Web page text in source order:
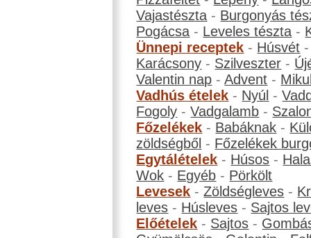
Vajastészta - Burgonyás
Pogácsa - Leveles tészta -
Ünnepi receptek - Húsvét
Karácsony - Szilveszter -
Valentin nap -Advent -
Vadhús ételek - Nyúl -
Fogoly -Vadgalamb -
Főzelékek - Babáknak -
zöldségből - Főzelékek
Egytálételek - Húsos -
Wok - Egyéb - Pörkölt
Levesek -Zöldségleves -
leves - Húsleves - Sajtos
Előételek - Sajtos -